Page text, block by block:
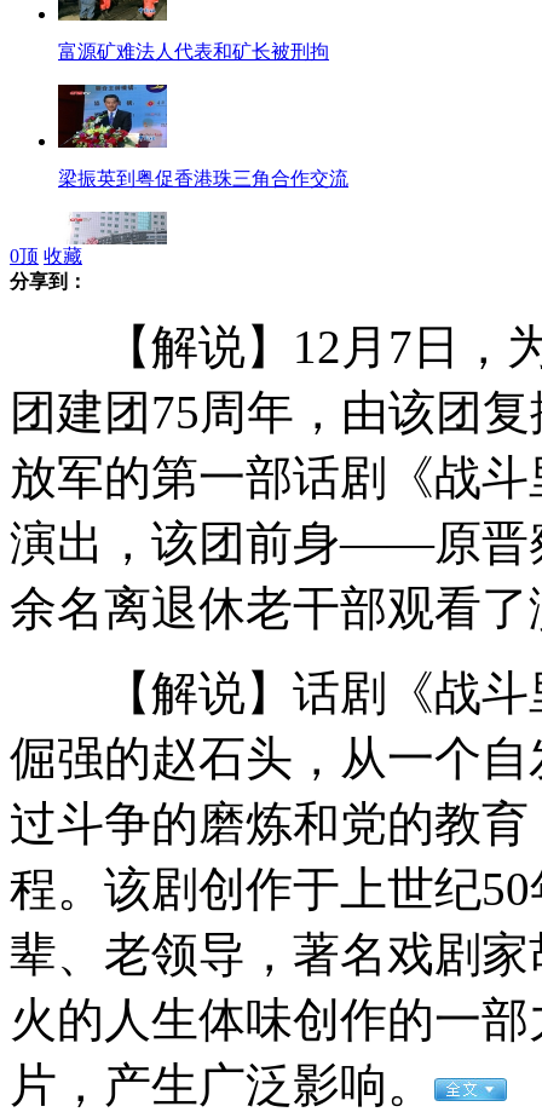
富源矿难法人代表和矿长被刑拘
梁振英到粤促香港珠三角合作交流
新疆持续强降雪致牧民房屋倒塌
探访皮影剧团袖珍人夫妻的幸福生活
新疆连发地震最高5.1级 暂无伤亡
吉林精子库共900人捐精 学生占80%
富源矿难遇难者获赔99万 8官停职
山西运城恶犬咬伤多人 警民合力深夜将其击毙
0顶 收藏
分享到：
【解说】12月7日，为
团建团75周年，由该团
放军的第一部话剧《战
演出，该团前身——原晋
余名离退休老干部观看了
【解说】话剧《战斗
倔强的赵石头，从一个
过斗争的磨炼和党的教
程。该剧创作于上世纪
辈、老领导，著名戏剧
火的人生体味创作的一
片，产生广泛影响。